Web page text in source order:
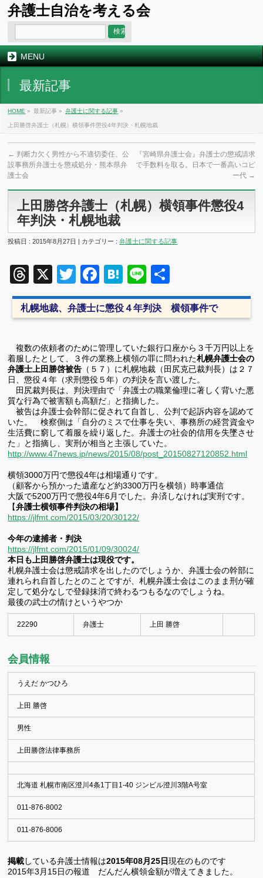
弁護士自治を考える会
MENU
最新記事
HOME » 最新記事 » 弁護士に関する記事 »
上田勝啓弁護士（札幌）横領事件懲役4年判決・札幌地裁
← 判断力欠く男性から不適切委任、公
設事務所弁護士を懲戒処分・熊本県弁
護士会
『宮崎県弁護士会』弁護士の懲戒請求
で手数料を取る。日本で一番高いコピ
ー代 →
上田勝啓弁護士（札幌）横領事件懲役4
年判決・札幌地裁
投稿日 : 2015年8月27日 | カテゴリー :弁護士に関する記事
Threads
X TwitterFacebook
Hatena
Line
有
札幌地裁、弁護士に懲役４年判決 横領事件で
複数の依頼者のために管理していた銀行口座から３千万円以上を
着服したとして、３件の業務上横領の罪に問われた札幌弁護士会の
弁護士上田勝啓被告 （５７）に札幌地裁（田尻克已裁判長）は２７
日、懲役４年（求刑懲役５年）の判決を言い渡した。
田尻裁判長は、判決理由で「弁護士の職業倫理に著しく背いた悪
質な行為で被害額も高額だ」と指摘した。
被告は弁護士会幹部に促されて自首し、公判で起訴内容を認めて
いた。 検察側は「自分のミスで仕事を失い、事務所の経営資金や
生活費に窮して着服を繰り返した。弁護士の社会的信用を失墜させ
た」と指摘し、実刑が相当と主張していた。
http://www.47news.jp/news/2015/08/post_20150827120852.html
横領3000万円で懲役4年は相場通りです。
（顧客から預かった遺産など約3300万円を横領）時事通信
大阪で5200万円で懲役4年6月でした。弁済しなければ実刑です。
【弁護士横領事件判決の相場】
https://jlfmt.com/2015/03/20/30122/
今年の逮捕者・判決
https://jlfmt.com/2015/01/09/30024/
本日も上田勝啓弁護士は現役です。
札幌弁護士会は懲戒請求を出したのでしょうか、弁護士会の幹部に
連れられ自首したとのことですが、札幌弁護士会はこのまま刑が確
定して処分なしで登録抹消で終わるつもるなのでしょうね。
最後の武士の情けというやつか
22290 弁護士 上田 勝啓
会員情報
うえだ かつひろ
上田 勝啓
男性
上田勝啓法律事務所
北海道 札幌市南区澄川4条1丁目1-40 ジンビル澄川3階A号室
011-876-8002
011-876-8006
掲載している弁護士情報は2015年08月25日現在のものです
2015年3月15日の報道 だんだん横領金額が増えてきました。